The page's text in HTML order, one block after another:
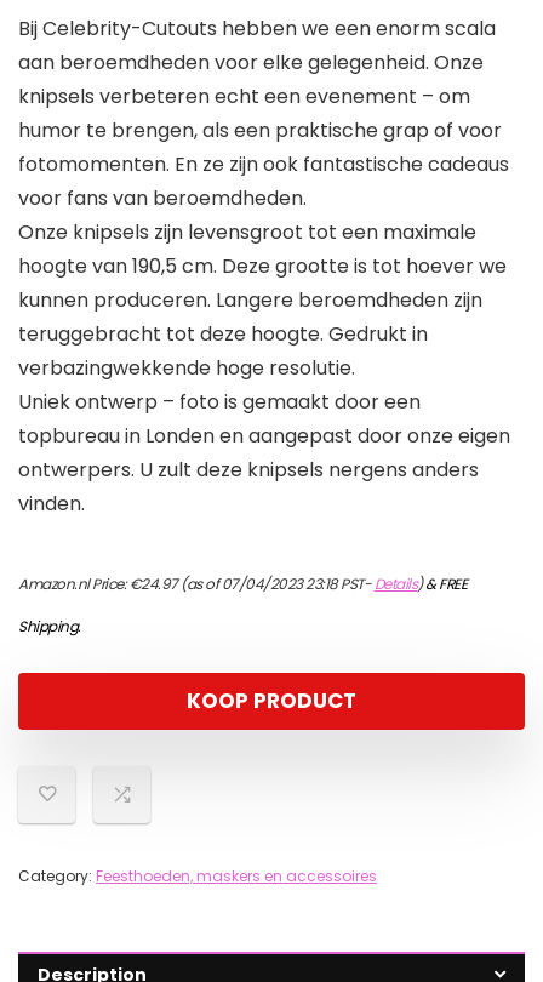
Bij Celebrity-Cutouts hebben we een enorm scala
aan beroemdheden voor elke gelegenheid. Onze
knipsels verbeteren echt een evenement – om
humor te brengen, als een praktische grap of voor
fotomomenten. En ze zijn ook fantastische cadeaus
voor fans van beroemdheden.
Onze knipsels zijn levensgroot tot een maximale
hoogte van 190,5 cm. Deze grootte is tot hoever we
kunnen produceren. Langere beroemdheden zijn
teruggebracht tot deze hoogte. Gedrukt in
verbazingwekkende hoge resolutie.
Uniek ontwerp – foto is gemaakt door een
topbureau in Londen en aangepast door onze eigen
ontwerpers. U zult deze knipsels nergens anders
vinden.
Amazon.nl Price:€24.97(as of 07/04/2023 23:18 PST-Details)&FREE
Shipping.
KOOP PRODUCT
Category: Feesthoeden, maskers en accessoires
Description